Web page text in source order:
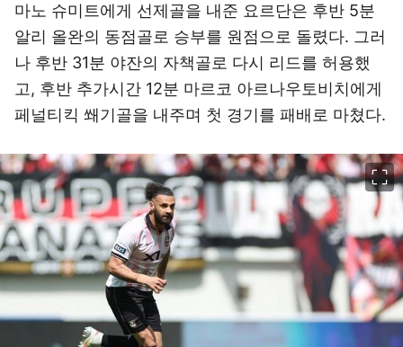
마노 슈미트에게 선제골을 내준 요르단은 후반 5분
알리 올완의 동점골로 승부를 원점으로 돌렸다. 그러
나 후반 31분 야잔의 자책골로 다시 리드를 허용했
고, 후반 추가시간 12분 마르코 아르나우토비치에게
페널티킥 쐐기골을 내주며 첫 경기를 패배로 마쳤다.